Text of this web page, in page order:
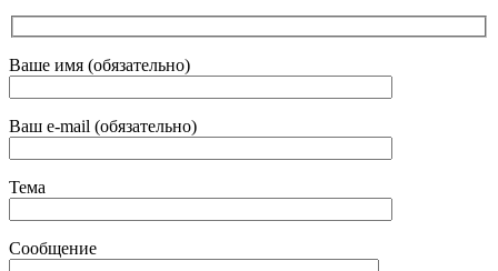
Ваше имя (обязательно)
Ваш e-mail (обязательно)
Тема
Сообщение